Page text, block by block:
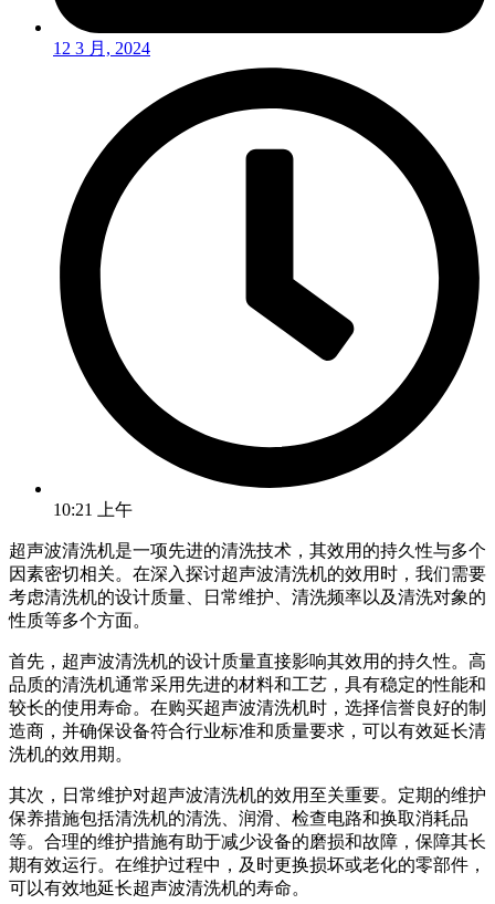
12 3 月, 2024
10:21 上午
超声波清洗机是一项先进的清洗技术，其效用的持久性与多个
因素密切相关。在深入探讨超声波清洗机的效用时，我们需要
考虑清洗机的设计质量、日常维护、清洗频率以及清洗对象的
性质等多个方面。
首先，超声波清洗机的设计质量直接影响其效用的持久性。高
品质的清洗机通常采用先进的材料和工艺，具有稳定的性能和
较长的使用寿命。在购买超声波清洗机时，选择信誉良好的制
造商，并确保设备符合行业标准和质量要求，可以有效延长清
洗机的效用期。
其次，日常维护对超声波清洗机的效用至关重要。定期的维护
保养措施包括清洗机的清洗、润滑、检查电路和换取消耗品
等。合理的维护措施有助于减少设备的磨损和故障，保障其长
期有效运行。在维护过程中，及时更换损坏或老化的零部件，
可以有效地延长超声波清洗机的寿命。